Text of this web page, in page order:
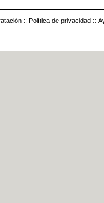
:: Política de privacidad ::